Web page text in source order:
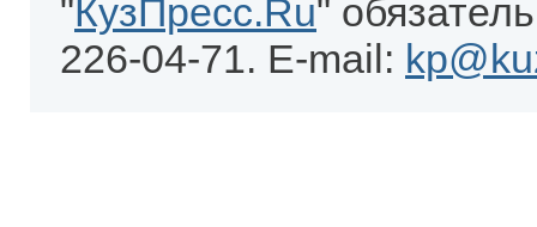
"КузПресс.Ru"
226-04-71. E-mail: